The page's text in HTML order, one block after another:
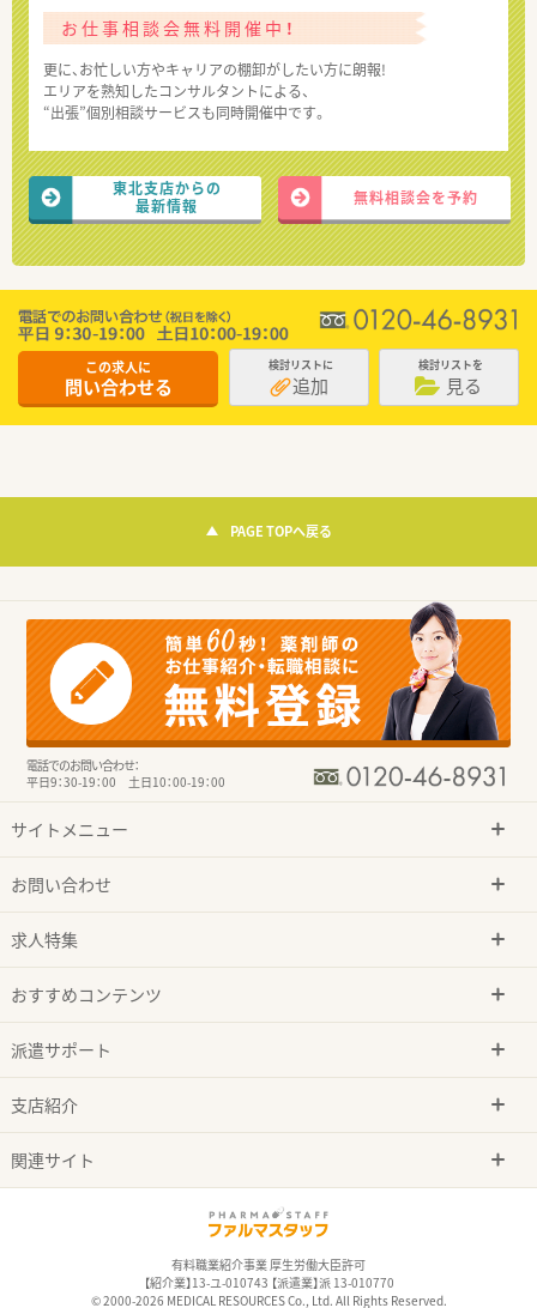
お仕事相談会無料開催中！
更に、お忙しい方やキャリアの棚卸がしたい方に朗報!
エリアを熟知したコンサルタントによる、
“出張”個別相談サービスも同時開催中です。
東北支店からの
最新情報
無料相談会を予約
この求人に
問い合わせる
検討リストに
追加
検討リストを
見る
PAGE TOPへ戻る
電話でのお問い合わせ：
平日9：30-19：00 土日10：00-19：00
サイトメニュー
お問い合わせ
求人特集
おすすめコンテンツ
派遣サポート
支店紹介
関連サイト
有料職業紹介事業 厚生労働大臣許可
【紹介業】13-ユ-010743 【派遣業】派 13-010770
© 2000-2026 MEDICAL RESOURCES Co., Ltd. All Rights Reserved.